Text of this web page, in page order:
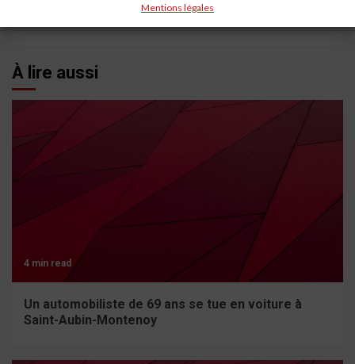
Mentions légales
finance encore et ce qui disparaît
À lire aussi
4 min read
Un automobiliste de 69 ans se tue en voiture à
Saint-Aubin-Montenoy